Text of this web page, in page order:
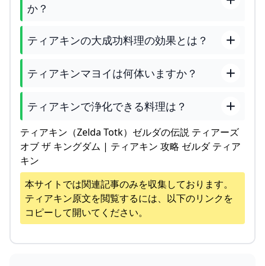
か？
ティアキンの大成功料理の効果とは？
ティアキンマヨイは何体いますか？
ティアキンで浄化できる料理は？
ティアキン（Zelda Totk）ゼルダの伝説 ティアーズ
オブ ザ キングダム | ティアキン 攻略 ゼルダ ティア
キン
本サイトでは関連記事のみを収集しております。
ティアキン原文を閲覧するには、以下のリンクを
コピーして開いてください。